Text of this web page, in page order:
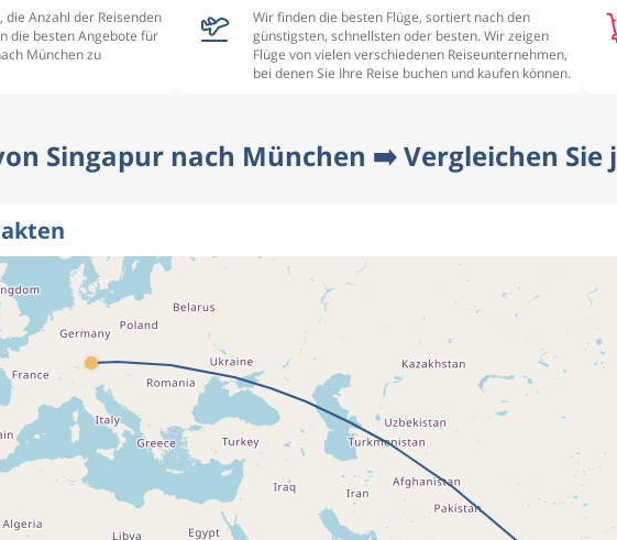
Anzahl der Reisenden
die besten Angebote für
München zu
Wir finden die besten Flüge, sortiert nach den
günstigsten, schnellsten oder besten. Wir zeigen
Flüge von vielen verschiedenen Reiseunternehmen,
bei denen Sie Ihre Reise buchen und kaufen können.
Singapur nach München ➡️ Vergleichen